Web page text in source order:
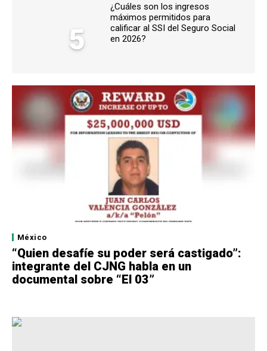
5
¿Cuáles son los ingresos
máximos permitidos para
calificar al SSI del Seguro Social
en 2026?
México
“Quien desafíe su poder será castigado”:
integrante del CJNG habla en un
documental sobre “El 03”